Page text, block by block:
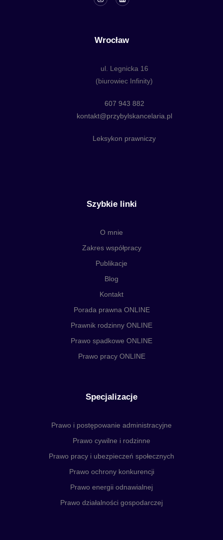
Wrocław
ul. Legnicka 16
(biurowiec Infinity)
607 943 882
kontakt@przybylskancelaria.pl
Leksykon prawniczy
Szybkie linki
O mnie
Zakres współpracy
Publikacje
Blog
Kontakt
Porada prawna ONLINE
Prawnik rodzinny ONLINE
Prawo spadkowe ONLINE
Prawo pracy ONLINE
Specjalizacje
Prawo i postępowanie administracyjne
Prawo cywilne i rodzinne
Prawo pracy i ubezpieczeń społecznych
Prawo ochrony konkurencji
Prawo energii odnawialnej
Prawo działalności gospodarczej